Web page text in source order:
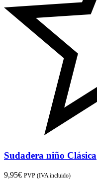
Sudadera niño Clásica
9,95€ PVP (IVA incluido)